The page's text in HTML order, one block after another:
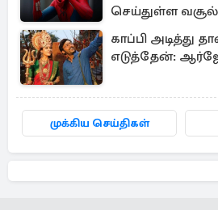
செய்துள்ள
தெரியுமா?
காப்பி அடித்து
எடுத்தேன்:
முக்கிய செய்திகள்